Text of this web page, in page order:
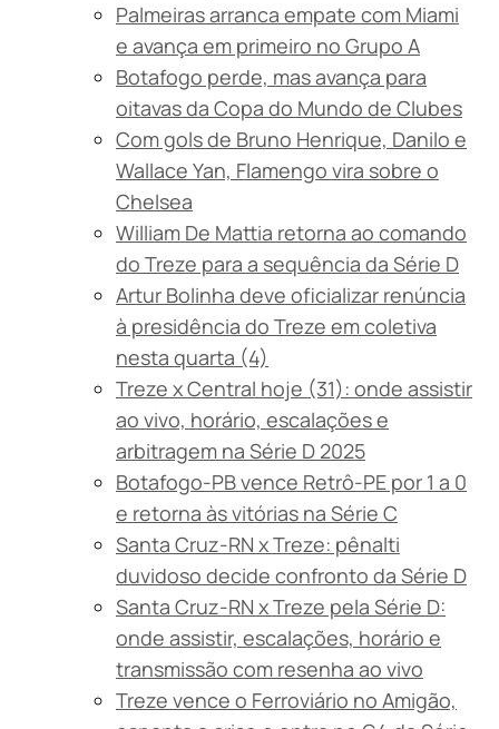
Palmeiras arranca empate com Miami
e avança em primeiro no Grupo A
Botafogo perde, mas avança para
oitavas da Copa do Mundo de Clubes
Com gols de Bruno Henrique, Danilo e
Wallace Yan, Flamengo vira sobre o
Chelsea
William De Mattia retorna ao comando
do Treze para a sequência da Série D
Artur Bolinha deve oficializar renúncia
à presidência do Treze em coletiva
nesta quarta (4)
Treze x Central hoje (31): onde assistir
ao vivo, horário, escalações e
arbitragem na Série D 2025
Botafogo-PB vence Retrô-PE por 1 a 0
e retorna às vitórias na Série C
Santa Cruz-RN x Treze: pênalti
duvidoso decide confronto da Série D
Santa Cruz-RN x Treze pela Série D:
onde assistir, escalações, horário e
transmissão com resenha ao vivo
Treze vence o Ferroviário no Amigão,